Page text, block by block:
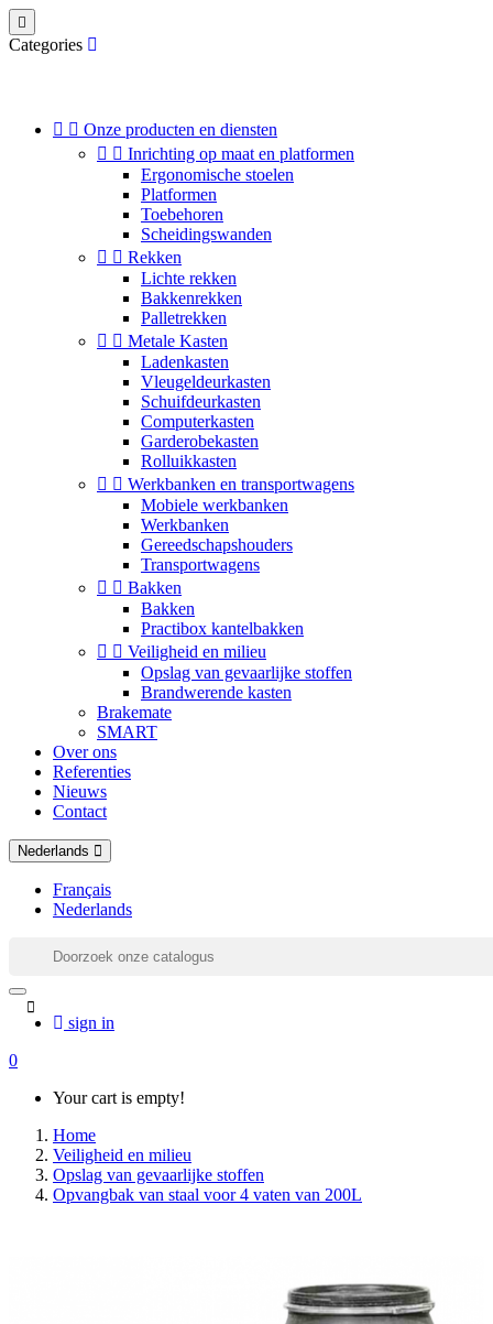

Categories
  Onze producten en diensten
  Inrichting op maat en platformen
Ergonomische stoelen
Platformen
Toebehoren
Scheidingswanden
  Rekken
Lichte rekken
Bakkenrekken
Palletrekken
  Metale Kasten
Ladenkasten
Vleugeldeurkasten
Schuifdeurkasten
Computerkasten
Garderobekasten
Rolluikkasten
  Werkbanken en transportwagens
Mobiele werkbanken
Werkbanken
Gereedschapshouders
Transportwagens
  Bakken
Bakken
Practibox kantelbakken
  Veiligheid en milieu
Opslag van gevaarlijke stoffen
Brandwerende kasten
Brakemate
SMART
Over ons
Referenties
Nieuws
Contact
Nederlands
Français
Nederlands
sign in
0
Your cart is empty!
Home
Veiligheid en milieu
Opslag van gevaarlijke stoffen
Opvangbak van staal voor 4 vaten van 200L